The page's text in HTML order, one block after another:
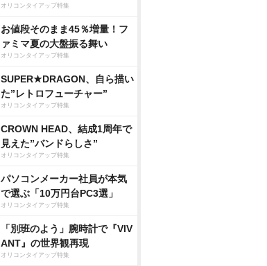
オリコンタイアップ特集
お値段そのまま45％増量！フ
ァミマ夏の大盤振る舞い
オリコンタイアップ特集
SUPER★DRAGON、自ら描い
た”レトロフューチャー”
オリコンタイアップ特集
CROWN HEAD、結成1周年で
見えた”バンドらしさ”
オリコンタイアップ特集
パソコンメーカー社員が本気
で選ぶ「10万円台PC3選」
オリコンタイアップ特集
「別班のよう」腕時計で『VIV
ANT』の世界観再現
オリコンタイアップ特集